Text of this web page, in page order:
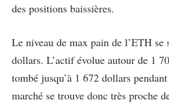
des positions baissières.
Le niveau de max pain de l’ETH se
dollars. L’actif évolue autour de 1
tombé jusqu’à 1 672 dollars
marché se trouve donc très proche